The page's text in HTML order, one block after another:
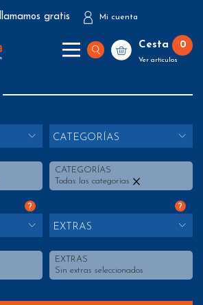
gratis Mi cuenta
Cesta 0
Ver artículos
CATEGORÍAS
CATEGORÍAS
Todas las categorías
? ?
EXTRAS
EXTRAS
Sin extras seleccionados